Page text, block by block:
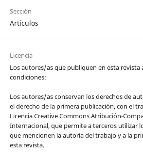
Sección
Artículos
Licencia
Los autores/as que publiquen en esta revista
condiciones:
Los autores/as conservan los derechos de
el derecho de la primera publicación, con el
Licencia Creative Commons Atribución-
Internacional, que permite a terceros utilizar
que mencionen la autoría del trabajo y a la
esta revista.